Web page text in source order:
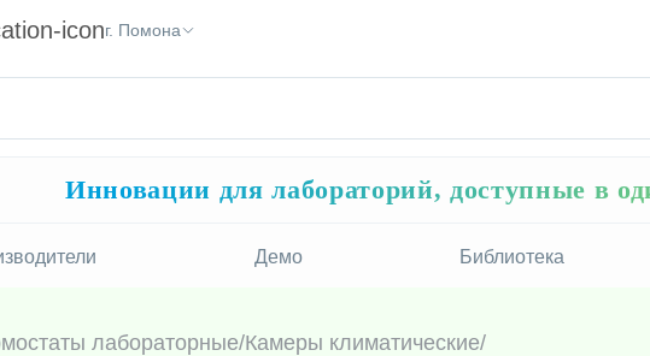
г. Помона
Инновации для лабораторий, доступные в
Демо Библиотека
лабораторные/Камеры климатические/